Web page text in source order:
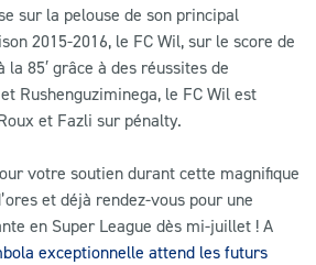
sur la pelouse de son principal
2015-2016, le FC Wil, sur le score de
la 85′ grâce à des réussites de
Rushenguziminega, le FC Wil est
et Fazli sur pénalty.
votre soutien durant cette magnifique
et déjà rendez-vous pour une
en Super League dès mi-juillet ! A
exceptionnelle attend les futurs